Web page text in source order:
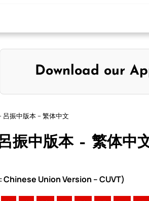
Download our
呂振中版本 – 繁体中文
振中版本 – 繁体中
Union Version – CUVT)